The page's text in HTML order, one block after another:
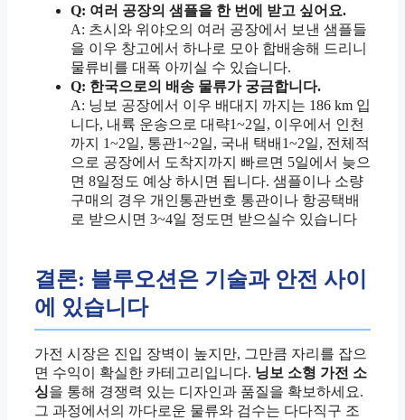
Q: 여러 공장의 샘플을 한 번에 받고 싶어요.
A: 츠시와 위야오의 여러 공장에서 보낸 샘플들
을 이우 창고에서 하나로 모아 합배송해 드리니
물류비를 대폭 아끼실 수 있습니다.
Q: 한국으로의 배송 물류가 궁금합니다.
A: 닝보 공장에서 이우 배대지 까지는 186 km 입
니다, 내륙 운송으로 대략1~2일, 이우에서 인천
까지 1~2일, 통관1~2일, 국내 택배1~2일, 전체적
으로 공장에서 도착지까지 빠르면 5일에서 늦으
면 8일정도 예상 하시면 됩니다. 샘플이나 소량
구매의 경우 개인통관번호 통관이나 항공택배
로 받으시면 3~4일 정도면 받으실수 있습니다
결론: 블루오션은 기술과 안전 사이
에 있습니다
가전 시장은 진입 장벽이 높지만, 그만큼 자리를 잡으
면 수익이 확실한 카테고리입니다. 닝보 소형 가전 소
싱을 통해 경쟁력 있는 디자인과 품질을 확보하세요.
그 과정에서의 까다로운 물류와 검수는 다다직구 조